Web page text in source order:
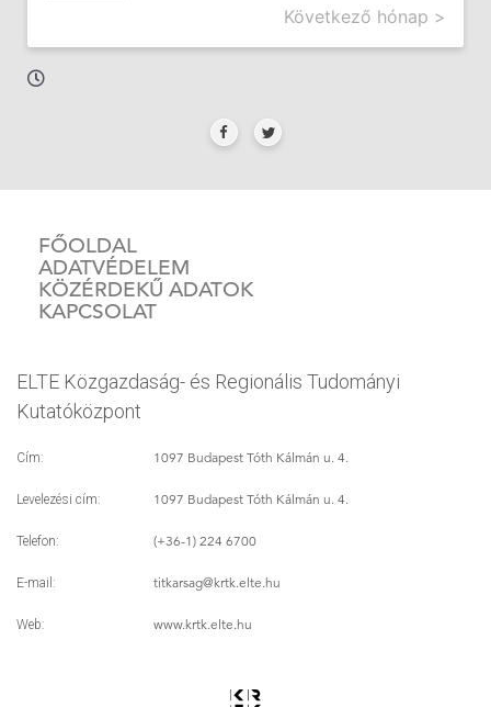
Következő hónap >
FŐOLDAL
ADATVÉDELEM
KÖZÉRDEKŰ ADATOK
KAPCSOLAT
ELTE Közgazdaság- és Regionális Tudományi
Kutatóközpont
Cím: 1097 Budapest Tóth Kálmán u. 4.
Levelezési cím: 1097 Budapest Tóth Kálmán u. 4.
Telefon: (+36-1) 224 6700
E-mail: titkarsag@krtk.elte.hu
Web: www.krtk.elte.hu